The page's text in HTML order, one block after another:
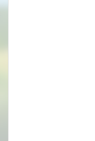
येथे क्लिक करा.
प्रश्न पाहण्यासाठी येथे क्लिक